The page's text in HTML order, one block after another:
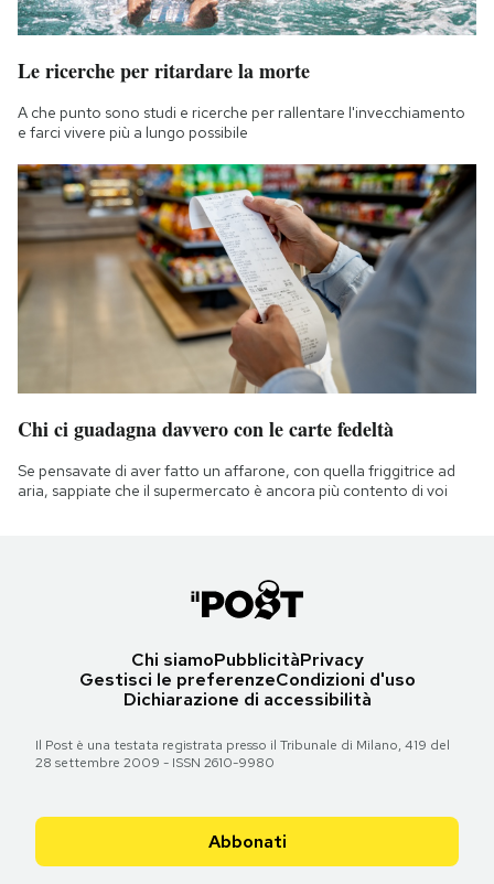
Le ricerche per ritardare la morte
A che punto sono studi e ricerche per rallentare l'invecchiamento
e farci vivere più a lungo possibile
Chi ci guadagna davvero con le carte fedeltà
Se pensavate di aver fatto un affarone, con quella friggitrice ad
aria, sappiate che il supermercato è ancora più contento di voi
Chi siamoPubblicitàPrivacy
Gestisci le preferenzeCondizioni d'uso
Dichiarazione di accessibilità
Il Post è una testata registrata presso il Tribunale di Milano, 419 del
28 settembre 2009 - ISSN 2610-9980
Abbonati